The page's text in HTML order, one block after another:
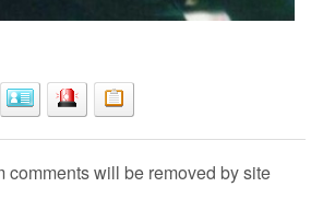
comments will be removed by site